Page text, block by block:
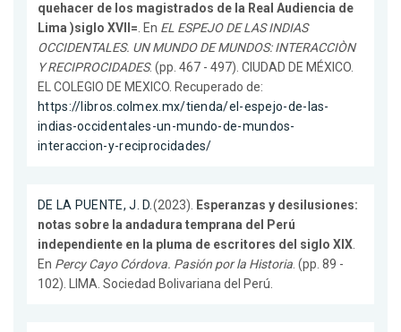
quehacer de los magistrados de la Real Audiencia de
Lima )siglo XVII=. En EL ESPEJO DE LAS INDIAS
OCCIDENTALES. UN MUNDO DE MUNDOS: INTERACCIÒN
Y RECIPROCIDADES. (pp. 467 - 497). CIUDAD DE MÉXICO.
EL COLEGIO DE MEXICO. Recuperado de:
https://libros.colmex.mx/tienda/el-espejo-de-las-
indias-occidentales-un-mundo-de-mundos-
interaccion-y-reciprocidades/
DE LA PUENTE, J. D.(2023). Esperanzas y desilusiones:
notas sobre la andadura temprana del Perú
independiente en la pluma de escritores del siglo XIX.
En Percy Cayo Córdova. Pasión por la Historia. (pp. 89 -
102). LIMA. Sociedad Bolivariana del Perú.